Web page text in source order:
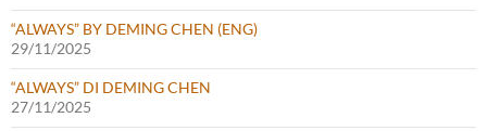
“ALWAYS” BY DEMING CHEN (ENG)
29/11/2025
“ALWAYS” DI DEMING CHEN
27/11/2025